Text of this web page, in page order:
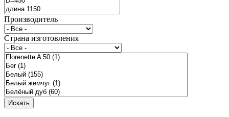
Производитель
Страна изготовления